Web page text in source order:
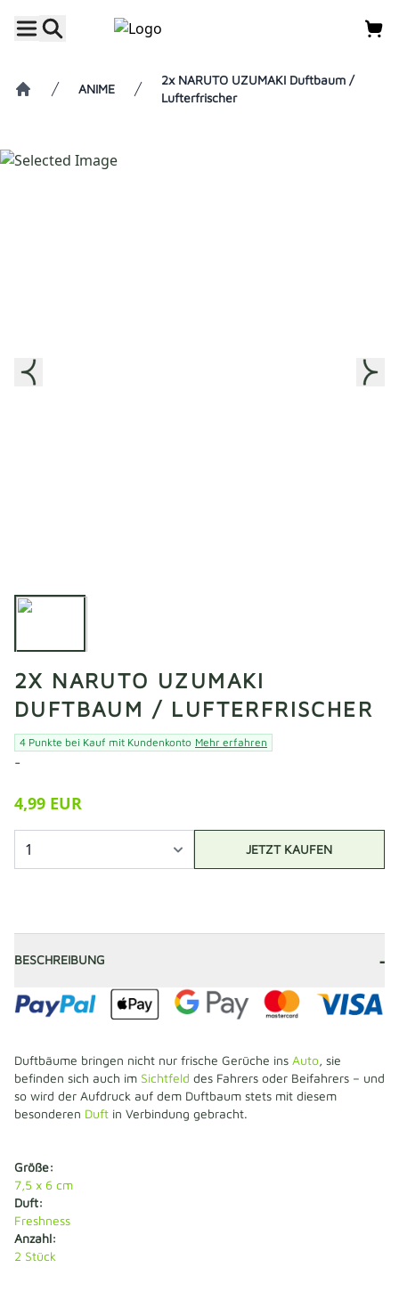
ANIME
2x NARUTO UZUMAKI Duftbaum /
Lufterfrischer
2X NARUTO UZUMAKI
DUFTBAUM / LUFTERFRISCHER
4 Punkte bei Kauf mit Kundenkonto Mehr erfahren
-
4,99 EUR
JETZT KAUFEN
BESCHREIBUNG -
Duftbäume bringen nicht nur frische Gerüche ins Auto, sie
befinden sich auch im Sichtfeld des Fahrers oder Beifahrers – und
so wird der Aufdruck auf dem Duftbaum stets mit diesem
besonderen Duft in Verbindung gebracht.
Größe:
7,5 x 6 cm
Duft:
Freshness
Anzahl:
2 Stück